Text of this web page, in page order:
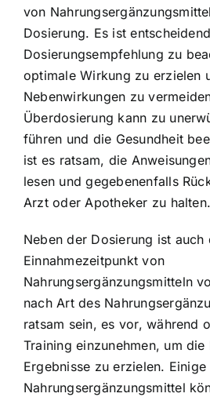
von
Dosierung. Es ist
Dosierungsempfehlung zu
optimale Wirkung zu erzielen
Nebenwirkungen zu
Überdosierung kann zu
führen und die Gesundheit
ist es ratsam, die
lesen und gegebenenfalls
Arzt oder Apotheker zu halten.
Neben der Dosierung ist auch
Einnahmezeitpunkt von
Nahrungsergänzungsmitteln
nach Art des
ratsam sein, es vor, während
Training einzunehmen, um
Ergebnisse zu erzielen. Einige
Nahrungsergänzungsmittel